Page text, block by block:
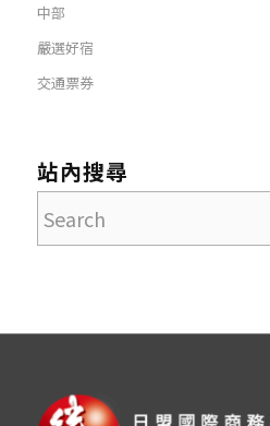
中部
嚴選好宿
交通票券
站內搜尋